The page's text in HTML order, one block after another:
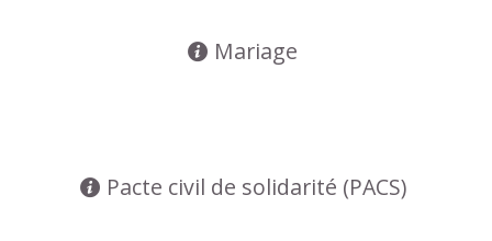
Mariage
Pacte civil de solidarité (PACS)